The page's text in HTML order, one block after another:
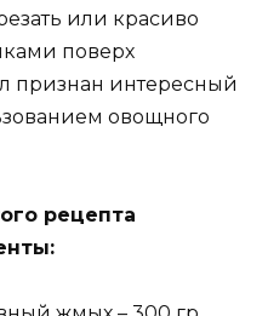
или красиво
поверх
признан интересный
овощного
рецепта